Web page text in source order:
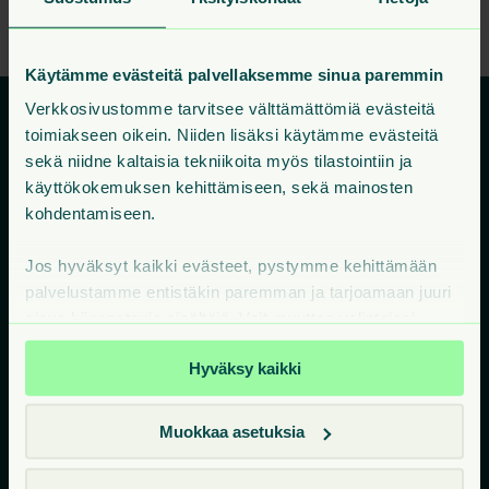
Käytämme evästeitä palvellaksemme sinua paremmin
Verkkosivustomme tarvitsee välttämättömiä evästeitä
toimiakseen oikein. Niiden lisäksi käytämme evästeitä
sekä niidne kaltaisia tekniikoita myös tilastointiin ja
käyttökokemuksen kehittämiseen, sekä mainosten
kohdentamiseen.
Jos hyväksyt kaikki evästeet, pystymme kehittämään
palvelustamme entistäkin paremman ja tarjoamaan juuri
milloin tahansa sivuston alareunan Evästeet-linkistä.
Hyväksy kaikki
Muokkaa asetuksia
Vuokra-asunnot
Ympäristö edellä
Me olemme Juli Living
Usein kysyttyä
Oma Juli
Ota yhteyttä